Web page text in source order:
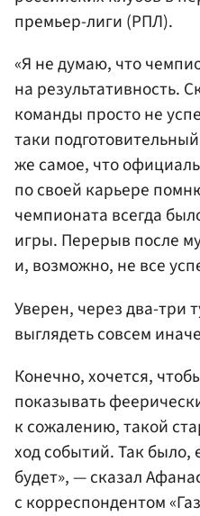
премьер-лиги (РПЛ).
«Я не думаю, что
на результативность.
команды просто не
таки
же самое, что
по своей карьере
чемпионата всегда
игры. Перерыв после
и, возможно, не все
Уверен, через два-три
выглядеть совсем
Конечно, хочется,
показывать
к сожалению, такой
ход событий. Так было,
будет», — сказал
с корреспондентом